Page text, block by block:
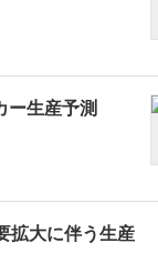
ー生産予測
拡大に伴う生産